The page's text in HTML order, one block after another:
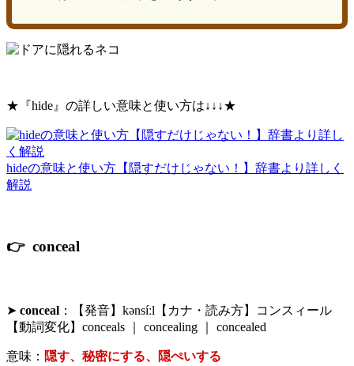
★『hide』の詳しい意味と使い方は↓↓↓★
hideの意味と使い方【隠すだけじゃない！】辞書より詳しく
解説
👉 conceal
➤ conceal ：【発音】kənsíːl【カナ・読み方】コンスィール
【動詞変化】conceals ｜ concealing ｜ concealed
意味： 隠す、秘密にする、隠ぺいする